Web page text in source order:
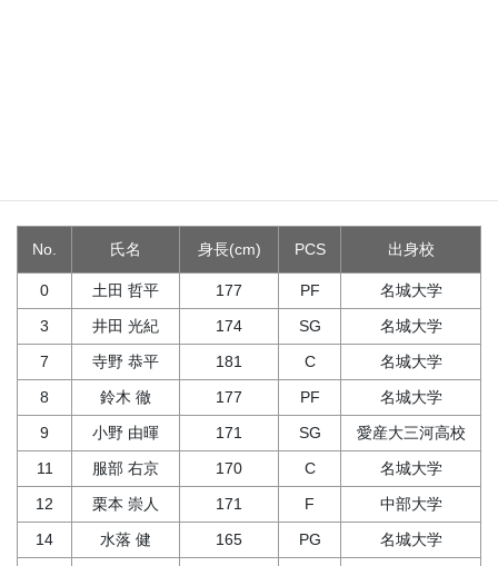
No. 氏名 身長(cm) PCS 出身校
0 土田 哲平 177 PF
名城大学
3
井田 光紀 174 SG
名城大学
7
寺野 恭平 181 C
名城大学
8
鈴木 徹 177 PF
名城大学
9
小野 由暉 171 SG
愛産大三河高校
11
服部 右京 170 C
名城大学
12
栗本 崇人 171 F
中部大学
14
水落 健 165 PG
名城大学